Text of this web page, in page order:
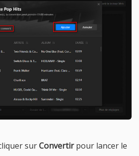
surConvertirpour lancer le